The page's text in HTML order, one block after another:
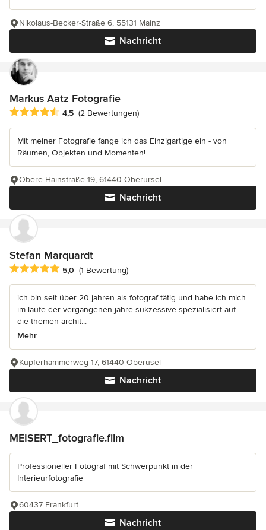
Nachricht
Nikolaus-Becker-Straße 6, 55131 Mainz
Markus Aatz Fotografie
Durchschnittliche Bewertung: 4.5 von 5 Sternen
4,5 (2 Bewertungen)
Mit meiner Fotografie fange ich das Einzigartige ein - von
Räumen, Objekten und Momenten!
Nachricht
Obere Hainstraße 19, 61440 Oberursel
Stefan Marquardt
Durchschnittliche Bewertung: 5 von 5 Sternen
5,0 (1 Bewertung)
ich bin seit über 20 jahren als fotograf tätig und habe ich mich
im laufe der vergangenen jahre sukzessive spezialisiert auf
die themen archit...
Mehr
Nachricht
Kupferhammerweg 17, 61440 Oberusel
MEISERT_fotografie.film
Professioneller Fotograf mit Schwerpunkt in der
Interieurfotografie
Nachricht
60437 Frankfurt